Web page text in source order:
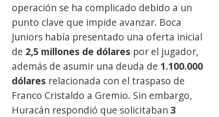
operación se ha complicado debido a un
punto clave que impide avanzar. Boca
Juniors había presentado una oferta inicial
de 2,5 millones de dólares por el jugador,
además de asumir una deuda de 1.100.000
dólares relacionada con el traspaso de
Franco Cristaldo a Gremio. Sin embargo,
Huracán respondió que solicitaban 3